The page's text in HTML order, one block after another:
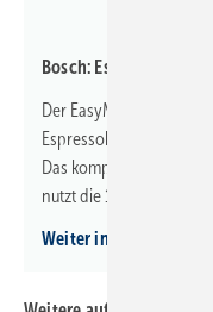
Bosch: Espresso für
Der EasyMoka 18V-2
Espressokocher für den
Das kompakte Gerät ist
nutzt die 18-V-Akkus von
Weiter informieren